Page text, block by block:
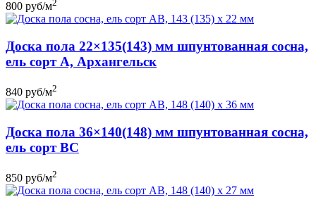
800 руб/м2
Доска пола 22×135(143) мм шпунтованная сосна,
ель сорт А, Архангельск
840 руб/м2
Доска пола 36×140(148) мм шпунтованная сосна,
ель сорт ВС
850 руб/м2